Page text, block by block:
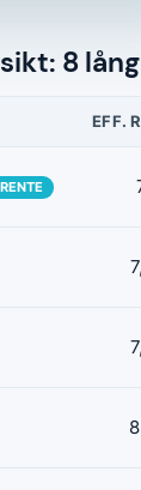
8
EFF.